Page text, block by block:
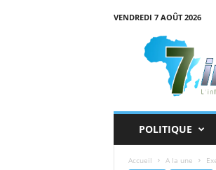
VENDREDI 7 AOÛT 2026
POLITIQUE
Accueil A la une